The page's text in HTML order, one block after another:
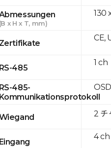
(B x H x T, mm)
Zertifikate
RS-485
RS-485-
Kommunikationsprotokoll
Eingang
130
CE,
1 ch
2 チ
4 ch